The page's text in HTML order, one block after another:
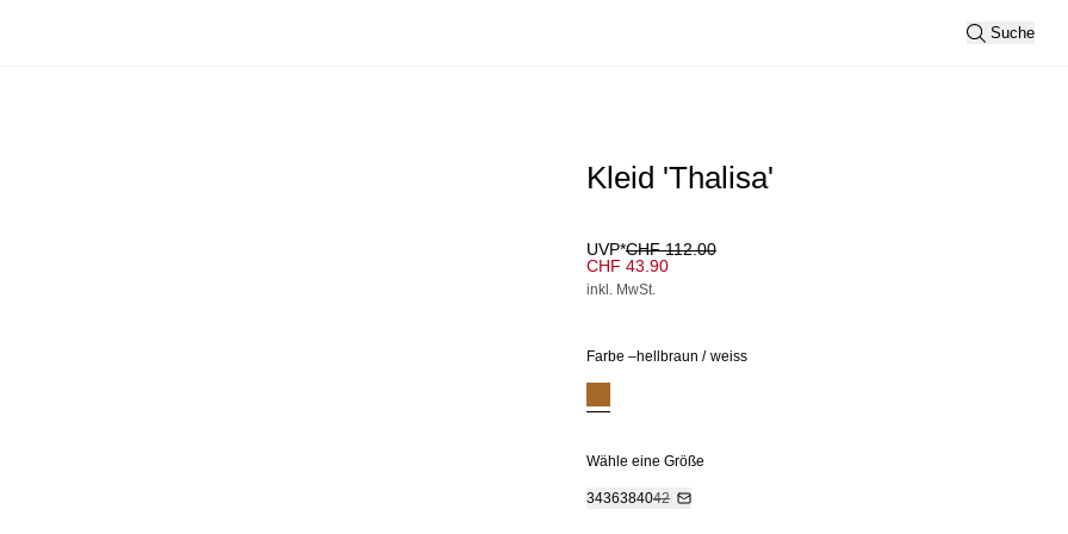
Suche
Kleid 'Thalisa'
UVP*CHF 112.00
CHF 43.90
inkl. MwSt.
Farbe –hellbraun / weiss
Wähle eine Größe
3436384042